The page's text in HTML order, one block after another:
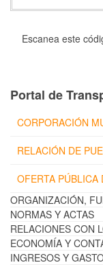
Escanea este
Portal de
CORPORACIÓN
RELACIÓN DE
OFERTA PÚBLICA
ORGANIZACIÓN,
NORMAS Y ACTAS
RELACIONES CON
ECONOMÍA Y
INGRESOS Y